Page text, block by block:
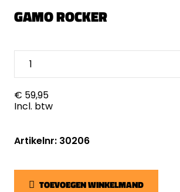
GAMO ROCKER
€ 59,95
Incl. btw
Artikelnr: 30206
TOEVOEGEN WINKELMAND